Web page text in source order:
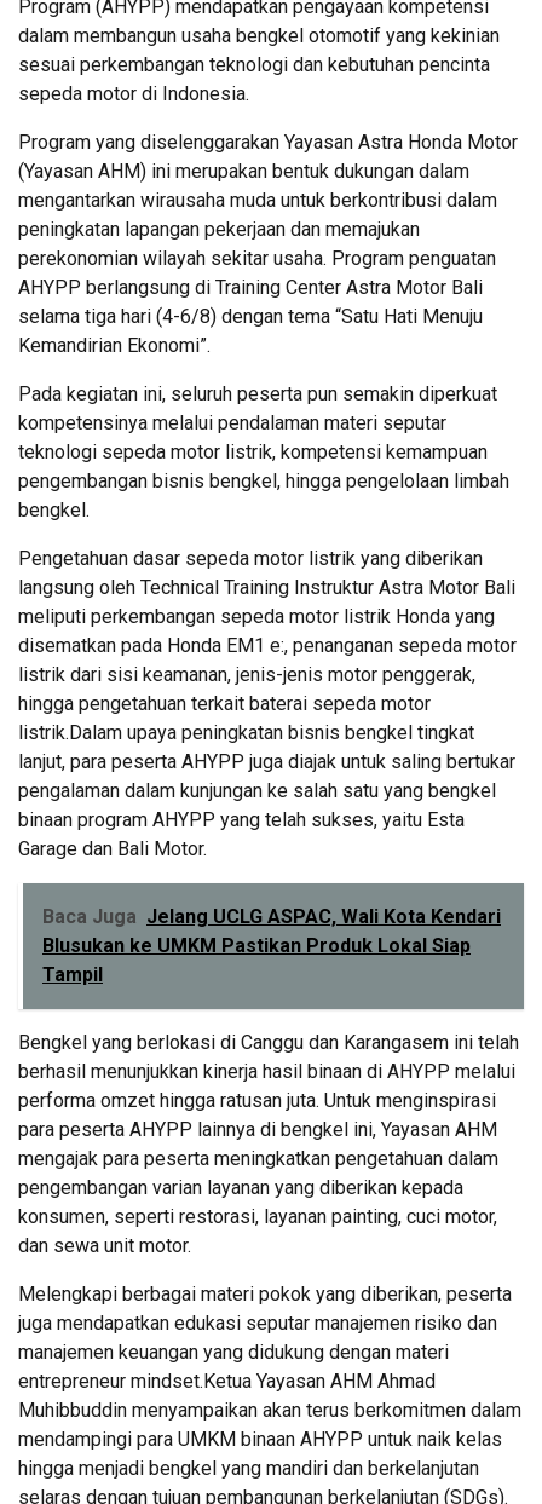
Program (AHYPP) mendapatkan pengayaan kompetensi
dalam membangun usaha bengkel otomotif yang kekinian
sesuai perkembangan teknologi dan kebutuhan pencinta
sepeda motor di Indonesia.
Program yang diselenggarakan Yayasan Astra Honda Motor
(Yayasan AHM) ini merupakan bentuk dukungan dalam
mengantarkan wirausaha muda untuk berkontribusi dalam
peningkatan lapangan pekerjaan dan memajukan
perekonomian wilayah sekitar usaha. Program penguatan
AHYPP berlangsung di Training Center Astra Motor Bali
selama tiga hari (4-6/8) dengan tema “Satu Hati Menuju
Kemandirian Ekonomi”.
Pada kegiatan ini, seluruh peserta pun semakin diperkuat
kompetensinya melalui pendalaman materi seputar
teknologi sepeda motor listrik, kompetensi kemampuan
pengembangan bisnis bengkel, hingga pengelolaan limbah
bengkel.
Pengetahuan dasar sepeda motor listrik yang diberikan
langsung oleh Technical Training Instruktur Astra Motor Bali
meliputi perkembangan sepeda motor listrik Honda yang
disematkan pada Honda EM1 e:, penanganan sepeda motor
listrik dari sisi keamanan, jenis-jenis motor penggerak,
hingga pengetahuan terkait baterai sepeda motor
listrik.Dalam upaya peningkatan bisnis bengkel tingkat
lanjut, para peserta AHYPP juga diajak untuk saling bertukar
pengalaman dalam kunjungan ke salah satu yang bengkel
binaan program AHYPP yang telah sukses, yaitu Esta
Garage dan Bali Motor.
Baca Juga Jelang UCLG ASPAC, Wali Kota Kendari
Blusukan ke UMKM Pastikan Produk Lokal Siap
Tampil
Bengkel yang berlokasi di Canggu dan Karangasem ini telah
berhasil menunjukkan kinerja hasil binaan di AHYPP melalui
performa omzet hingga ratusan juta. Untuk menginspirasi
para peserta AHYPP lainnya di bengkel ini, Yayasan AHM
mengajak para peserta meningkatkan pengetahuan dalam
pengembangan varian layanan yang diberikan kepada
konsumen, seperti restorasi, layanan painting, cuci motor,
dan sewa unit motor.
Melengkapi berbagai materi pokok yang diberikan, peserta
juga mendapatkan edukasi seputar manajemen risiko dan
manajemen keuangan yang didukung dengan materi
entrepreneur mindset.Ketua Yayasan AHM Ahmad
Muhibbuddin menyampaikan akan terus berkomitmen dalam
mendampingi para UMKM binaan AHYPP untuk naik kelas
hingga menjadi bengkel yang mandiri dan berkelanjutan
selaras dengan tujuan pembangunan berkelanjutan (SDGs).